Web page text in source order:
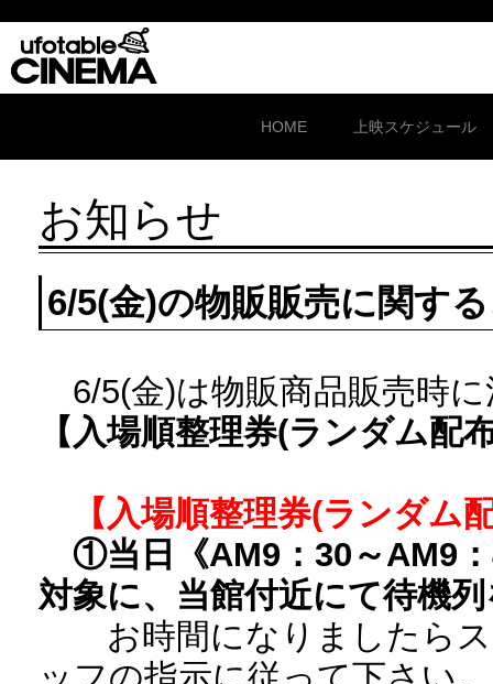
HOME 上映スケジュール
お知らせ
6/5(金)の物販販売に関す
6/5(金)は物販商品販売時
【入場順整理券(ランダム配
【入場順整理券(ランダム
①当日《AM9：30～AM9
対象に、当館付近にて待機
お時間になりましたらス